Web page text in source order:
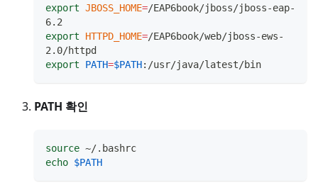
export JBOSS_HOME=/EAP6book/jboss/jboss-eap-
6.2
export
HTTPD_HOME=/EAP6book/web/jboss-ews-
2.0/httpd
export
PATH=$PATH:/usr/java/latest/bin
PATH 확인
source ~/.bashrc
echo $PATH